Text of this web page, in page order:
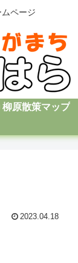
ページ
柳原散策マップ
2023.04.18